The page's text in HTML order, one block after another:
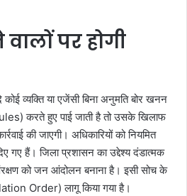
पर होगी
व्यक्ति या एजेंसी बिना अनुमति बोर खनन
करते हुए पाई जाती है तो उसके खिलाफ
की जाएगी। अधिकारियों को नियमित
गए हैं। जिला प्रशासन का उद्देश्य दंडात्मक
को जन आंदोलन बनाना है। इसी सोच के
Order) लागू किया गया है।